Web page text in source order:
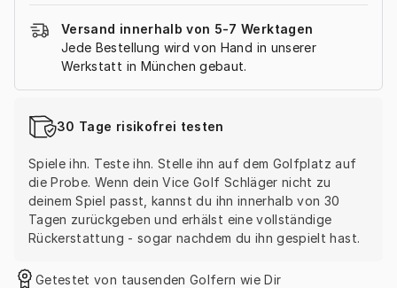
Versand innerhalb von 5-7 Werktagen
Jede Bestellung wird von Hand in unserer
Werkstatt in München gebaut.
30 Tage risikofrei testen
Spiele ihn. Teste ihn. Stelle ihn auf dem Golfplatz auf
die Probe. Wenn dein Vice Golf Schläger nicht zu
deinem Spiel passt, kannst du ihn innerhalb von 30
Tagen zurückgeben und erhälst eine vollständige
Rückerstattung - sogar nachdem du ihn gespielt hast.
Getestet von tausenden Golfern wie Dir